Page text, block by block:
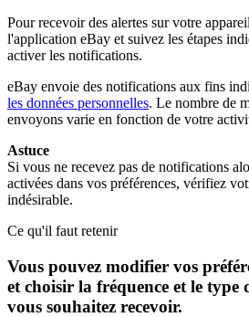
Pour recevoir des alertes sur votre
l'application eBay et suivez les étapes
activer les notifications.
eBay envoie des notifications aux fins
les données personnelles. Le nombre de
envoyons varie en fonction de votre
Astuce
Si vous ne recevez pas de notifications
activées dans vos préférences, vérifiez
indésirable.
Ce qu'il faut retenir
Vous pouvez modifier vos
et choisir la fréquence et le type
vous souhaitez recevoir.